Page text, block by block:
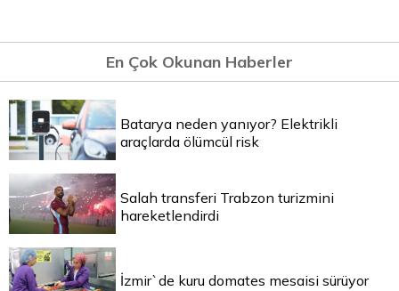
En Çok Okunan Haberler
Batarya neden yanıyor? Elektrikli
araçlarda ölümcül risk
Salah transferi Trabzon turizmini
hareketlendirdi
İzmir`de kuru domates mesaisi sürüyor